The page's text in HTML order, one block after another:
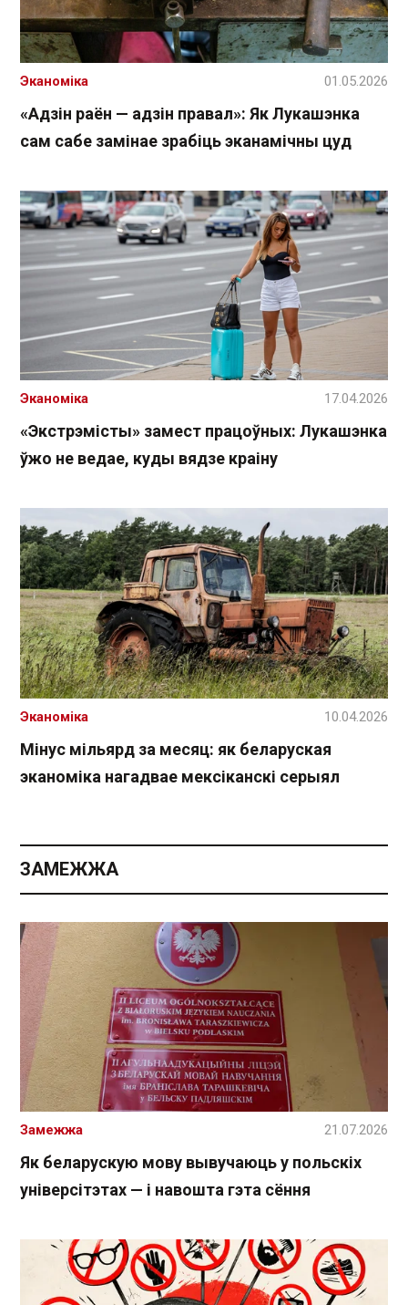
«Адзін раён — адзін правал»: Як Лукашэнка
сам сабе замінае зрабіць эканамічны цуд
Эканоміка 01.05.2026
«Экстрэмісты» замест працоўных: Лукашэнка
ўжо не ведае, куды вядзе краіну
Эканоміка 17.04.2026
Мінус мільярд за месяц: як беларуская
эканоміка нагадвае мексіканскі серыял
Эканоміка 10.04.2026
ЗАМЕЖЖА
Як беларускую мову вывучаюць у польскіх
універсітэтах — і навошта гэта сёння
Замежжа 21.07.2026